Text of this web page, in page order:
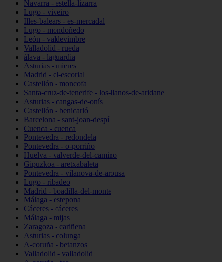
Navarra - estella-lizarra
Lugo - viveiro
Illes-balears - es-mercadal
Lugo - mondoñedo
León - valdevimbre
Valladolid - rueda
álava - laguardia
Asturias - mieres
Madrid - el-escorial
Castellón - moncofa
Santa-cruz-de-tenerife - los-llanos-de-aridane
Asturias - cangas-de-onís
Castellón - benicarló
Barcelona - sant-joan-despí
Cuenca - cuenca
Pontevedra - redondela
Pontevedra - o-porriño
Huelva - valverde-del-camino
Gipuzkoa - aretxabaleta
Pontevedra - vilanova-de-arousa
Lugo - ribadeo
Madrid - boadilla-del-monte
Málaga - estepona
Cáceres - cáceres
Málaga - mijas
Zaragoza - cariñena
Asturias - colunga
A-coruña - betanzos
Valladolid - valladolid